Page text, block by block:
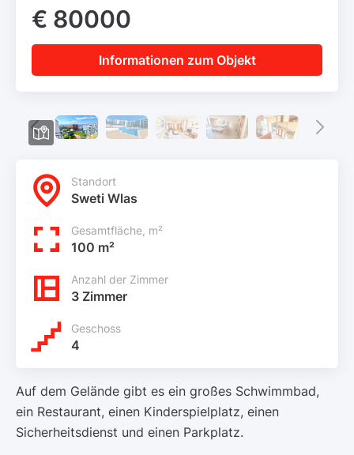
€ 80000
Informationen zum Objekt
Standort
Sweti Wlas
Gesamtfläche, m²
100 m²
Anzahl der Zimmer
3 Zimmer
Geschoss
4
Auf dem Gelände gibt es ein großes Schwimmbad,
ein Restaurant, einen Kinderspielplatz, einen
Sicherheitsdienst und einen Parkplatz.